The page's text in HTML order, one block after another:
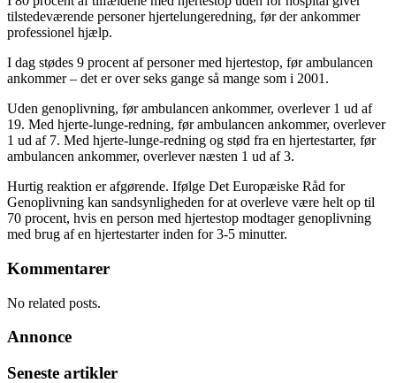
tilstedeværende personer hjertelungeredning, før der ankommer
professionel hjælp.
I dag stødes 9 procent af personer med hjertestop, før ambulancen
ankommer – det er over seks gange så mange som i 2001.
Uden genoplivning, før ambulancen ankommer, overlever 1 ud af
19. Med hjerte-lunge-redning, før ambulancen ankommer, overlever
1 ud af 7. Med hjerte-lunge-redning og stød fra en hjertestarter, før
ambulancen ankommer, overlever næsten 1 ud af 3.
Hurtig reaktion er afgørende. Ifølge Det Europæiske Råd for
Genoplivning kan sandsynligheden for at overleve være helt op til
70 procent, hvis en person med hjertestop modtager genoplivning
med brug af en hjertestarter inden for 3-5 minutter.
Kommentarer
No related posts.
Annonce
Seneste artikler